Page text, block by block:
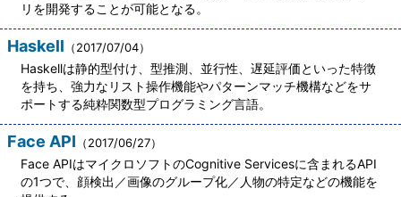
リを開発することが可能となる。
Haskell （2017/07/04）
Haskellは静的型付け、型推測、並行性、遅延評価といった特徴
を持ち、強力なリスト操作機能やパターンマッチ機構などをサ
ポートする純粋関数型プログラミング言語。
Face API （2017/06/27）
Face APIはマイクロソフトのCognitive Servicesに含まれるAPI
の1つで、顔検出／画像のグループ化／人物の特定などの機能を